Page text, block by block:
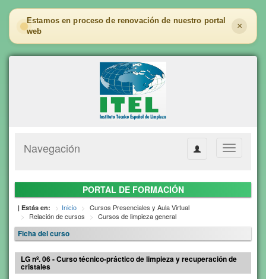
Estamos en proceso de renovación de nuestro portal
web
×
Toggle
Navegación
PORTAL DE FORMACIÓN
| Estás en: Inicio
Cursos Presenciales y Aula Virtual
Relación de cursos
Cursos de limpieza general
Ficha del curso
LG nº. 06 - Curso técnico-práctico de limpieza y recuperación de
cristales